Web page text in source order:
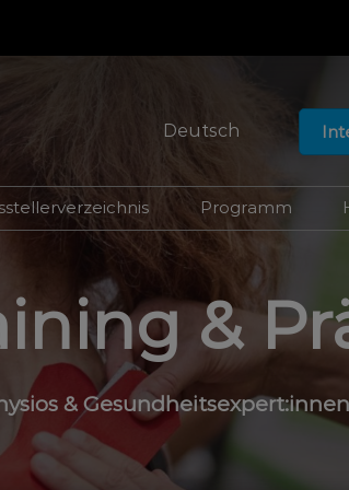
Deutsch
English
Produktverzeichnis
Programm
Longevity in
Summit
FIBO
&
& Gesundheitsexpert:innen